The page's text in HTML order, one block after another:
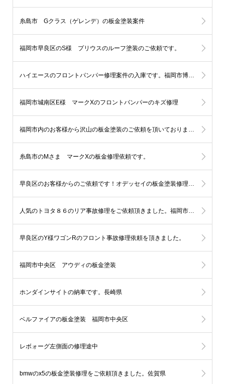
糸島市 Gクラス（ゲレンデ）の板金塗装案件
福岡市早良区のS様 プリウスのルーフ塗装のご依頼です。
ハイエースのフロントパンパー修理案件の入庫です。福岡市博多区
福岡市城南区E様 マークXのフロントバンパーのキズ修理
福岡市内のお客様から沢山の板金塗装のご依頼を頂いております。
糸島市のMさま マークXの板金修理依頼です。
早良区のお客様からのご依頼です！オデッセイの板金塗装修理（左ドア、クオーター）
人気のトヨタ８６のリア事故修理をご依頼頂きました。福岡市西区
早良区のY様ワゴンRのフロント事故修理依頼を頂きました。
福岡市中央区 アウディの板金塗装
ホンダインサイトの納車です。長崎県
ベルファイアの板金塗装 福岡市中央区
レボォーグ左側面の修理途中
bmwのx5の板金塗装修理をご依頼頂きました。佐賀県